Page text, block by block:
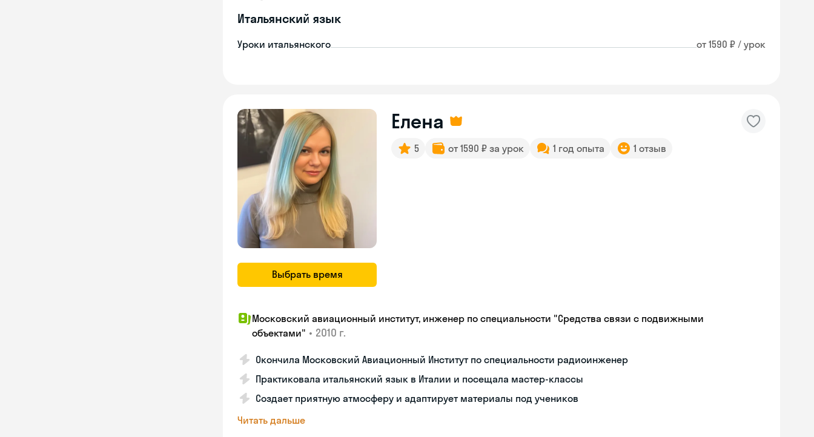
Итальянский язык
Уроки итальянского от 1590 ₽ / урок
Выбрать время
Елена
5 от 1590 ₽ за урок 1 год опыта 1 отзыв
Московский авиационный институт, инженер по специальности "Средства связи с подвижными
объектами" • 2010 г.
Окончила Московский Авиационный Институт по специальности радиоинженер
Практиковала итальянский язык в Италии и посещала мастер-классы
Создает приятную атмосферу и адаптирует материалы под учеников
Читать дальше